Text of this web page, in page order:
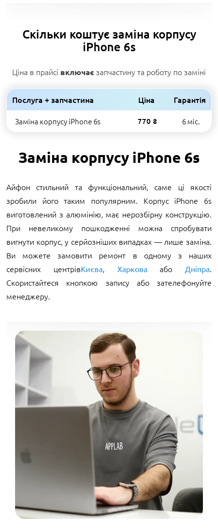
Скільки коштує заміна корпусу
iPhone 6s
Ціна в прайсі включає запчастину та роботу по заміні
Послуга + запчастина Ціна Гарантія
Заміна корпусу iPhone 6s 770 ₴ 6 міс.
Заміна корпусу iPhone 6s
Айфон стильний та функціональний, саме ці якості
зробили його таким популярним. Корпус iPhone 6s
виготовлений з алюмінію, має нерозбірну конструкцію.
При невеликому пошкодженні можна спробувати
вигнути корпус, у серйозніших випадках — лише заміна.
Ви можете замовити ремонт в одному з наших
сервісних центрівКиєва, Харковаабо Дніпра.
Скористайтеся кнопкою запису або зателефонуйте
менеджеру.